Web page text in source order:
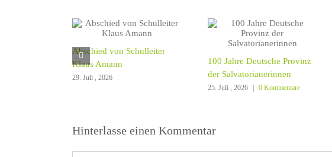
Abschied von Schulleiter
Klaus Amann
29. Juli , 2026
100 Jahre Deutsche Provinz
der Salvatorianerinnen
25. Juli , 2026 | 0 Kommentare
Hinterlasse einen Kommentar